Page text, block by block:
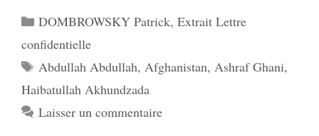
Catégories
DOMBROWSKY Patrick, Extrait Lettre
confidentielle
Étiquettes
Abdullah Abdullah, Afghanistan, Ashraf Ghani,
Haibatullah Akhundzada
Laisser un commentaire